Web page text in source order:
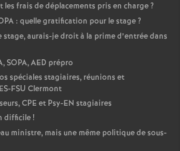
les frais de déplacements pris en charge?
: quelle gratification pour le stage?
stage, aurais-je droit à la prime d’entrée dans
SOPA, AED prépro
spéciales stagiaires, réunions et
FSU Clermont
CPE et Psy-EN stagiaires
difficile!
ministre, mais une même politique de sous-